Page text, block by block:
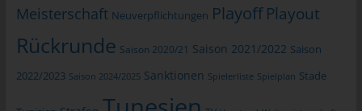
Meisterschaft Neuverpflichtungen Playoff Playout
Rückrunde Saison 2020/21 Saison 2021/2022 Saison
2022/2023 Saison 2024/2025 Sanktionen Spielerliste Spielplan Stade
Erfassung von allgemeinen Daten und
Informationen
Die Internetseite erfasst mit jedem Aufruf der Internetseite durch
eine betroffene Person oder ein automatisiertes System eine
Reihe von allgemeinen Daten und Informationen. Diese